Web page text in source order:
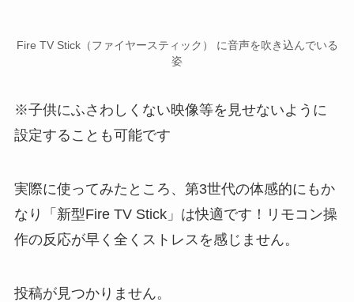
Fire TV Stick（ファイヤースティック） に音声を吹き込んでいる
姿
※子供にふさわしくない映像等を見せないように
設定することも可能です
実際に使ってみたところ、第3世代の体感的にもか
なり「新型Fire TV Stick」は快適です！リモコン操
作の反応が早く全くストレスを感じません。
投稿が見つかりません。